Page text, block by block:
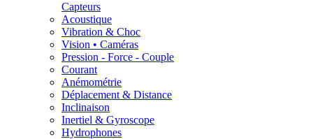
Capteurs
Acoustique
Vibration & Choc
Vision • Caméras
Pression - Force - Couple
Courant
Anémométrie
Déplacement & Distance
Inclinaison
Inertiel & Gyroscope
Hydrophones